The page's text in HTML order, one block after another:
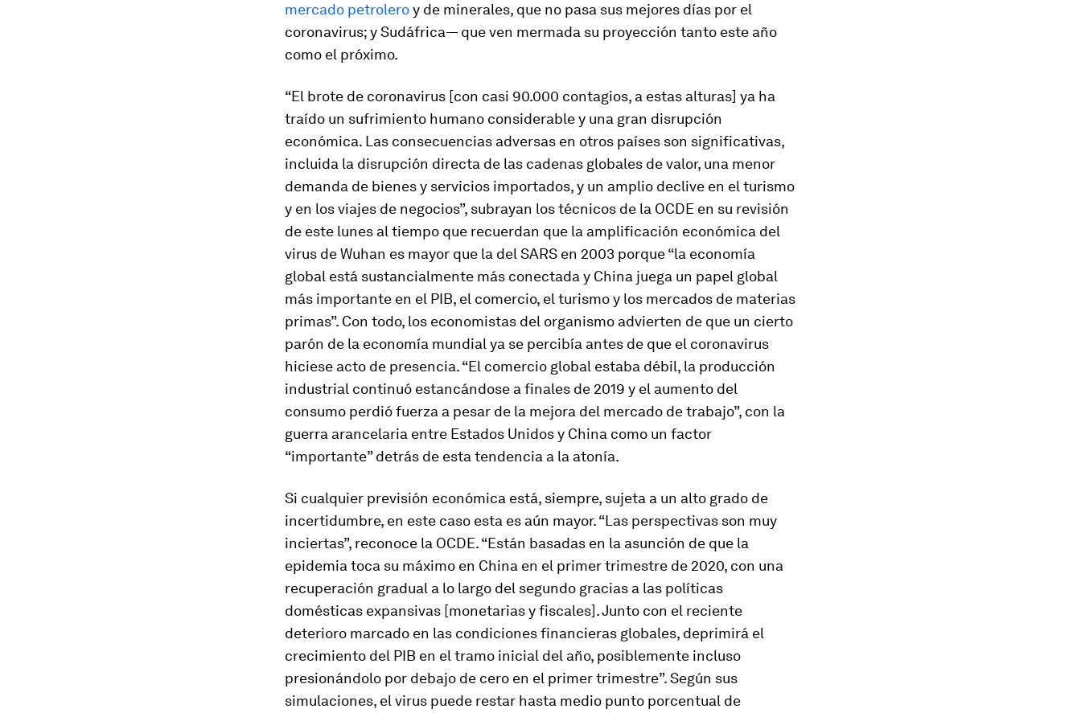
mercado petroleroy de minerales, que no pasa sus mejores días por el
coronavirus; y Sudáfrica— que ven mermada su proyección tanto este año
como el próximo.
“El brote de coronavirus [con casi 90.000 contagios, a estas alturas] ya ha
traído un sufrimiento humano considerable y una gran disrupción
económica. Las consecuencias adversas en otros países son significativas,
incluida la disrupción directa de las cadenas globales de valor, una menor
demanda de bienes y servicios importados, y un amplio declive en el turismo
y en los viajes de negocios”, subrayan los técnicos de la OCDE en su revisión
de este lunes al tiempo que recuerdan que la amplificación económica del
virus de Wuhan es mayor que la del SARS en 2003 porque “la economía
global está sustancialmente más conectada y China juega un papel global
más importante en el PIB, el comercio, el turismo y los mercados de materias
primas”. Con todo, los economistas del organismo advierten de que un cierto
parón de la economía mundial ya se percibía antes de que el coronavirus
hiciese acto de presencia. “El comercio global estaba débil, la producción
industrial continuó estancándose a finales de 2019 y el aumento del
consumo perdió fuerza a pesar de la mejora del mercado de trabajo”, con la
guerra arancelaria entre Estados Unidos y China como un factor
“importante” detrás de esta tendencia a la atonía.
Si cualquier previsión económica está, siempre, sujeta a un alto grado de
incertidumbre, en este caso esta es aún mayor. “Las perspectivas son muy
inciertas”, reconoce la OCDE. “Están basadas en la asunción de que la
epidemia toca su máximo en China en el primer trimestre de 2020, con una
recuperación gradual a lo largo del segundo gracias a las políticas
domésticas expansivas [monetarias y fiscales]. Junto con el reciente
deterioro marcado en las condiciones financieras globales, deprimirá el
crecimiento del PIB en el tramo inicial del año, posiblemente incluso
presionándolo por debajo de cero en el primer trimestre”. Según sus
simulaciones, el virus puede restar hasta medio punto porcentual de